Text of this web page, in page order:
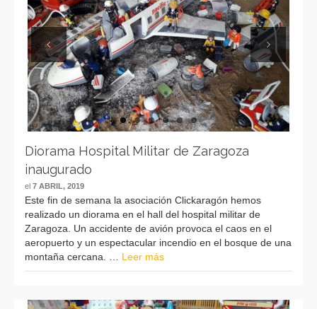
Previous Next
Diorama Hospital Militar de Zaragoza
inaugurado
el 7 ABRIL, 2019
Este fin de semana la asociación Clickaragón hemos
realizado un diorama en el hall del hospital militar de
Zaragoza. Un accidente de avión provoca el caos en el
aeropuerto y un espectacular incendio en el bosque de una
montaña cercana. … Leer más